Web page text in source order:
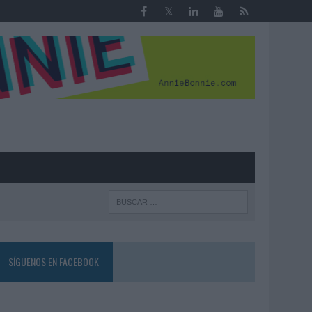
SÍGUENOS EN FACEBOOK